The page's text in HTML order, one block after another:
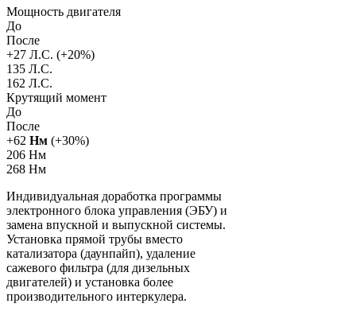
Мощность двигателя
До
После
+27 Л.С. (+20%)
135 Л.С.
162 Л.С.
Крутящий момент
До
После
+62 Нм (+30%)
206 Нм
268 Нм
Индивидуальная доработка программы
электронного блока управления (ЭБУ) и
замена впускной и выпускной системы.
Установка прямой трубы вместо
катализатора (даунпайп), удаление
сажевого фильтра (для дизельных
двигателей) и установка более
производительного интеркулера.